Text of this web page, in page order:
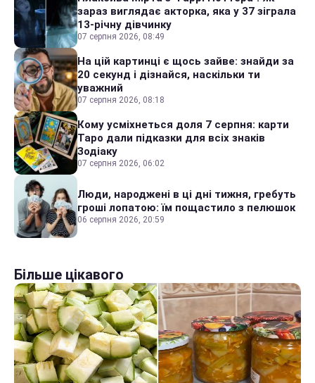
зараз виглядає акторка, яка у 37 зіграла
13-річну дівчинку
07 серпня 2026, 08:49
На цій картинці є щось зайве: знайди за
20 секунд і дізнайся, наскільки ти
уважний
07 серпня 2026, 08:18
Кому усміхнеться доля 7 серпня: карти
Таро дали підказки для всіх знаків
Зодіаку
07 серпня 2026, 06:02
Люди, народжені в ці дні тижня, гребуть
гроші лопатою: їм пощастило з пелюшок
06 серпня 2026, 20:59
Більше цікавого